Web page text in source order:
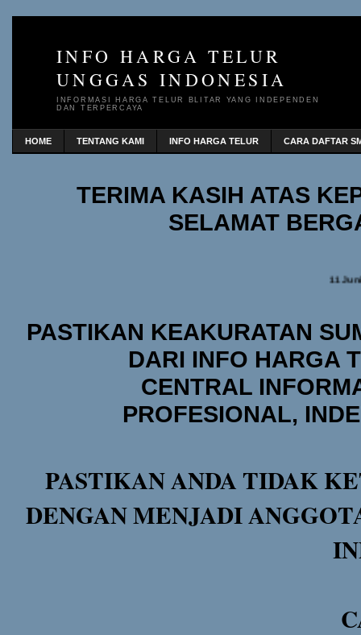
INFO HARGA TELUR
UNGGAS INDONESIA
INFORMASI HARGA TELUR BLITAR YANG INDEPENDEN
DAN TERPERCAYA
HOME TENTANG KAMI INFO HARGA TELUR CARA DAFTAR
TERIMA KASIH ATAS
SELAMAT
11
PASTIKAN KEAKURATAN
DARI INFO HARGA
CENTRAL
PROFESIONAL,
PASTIKAN ANDA TIDAK
DENGAN MENJADI